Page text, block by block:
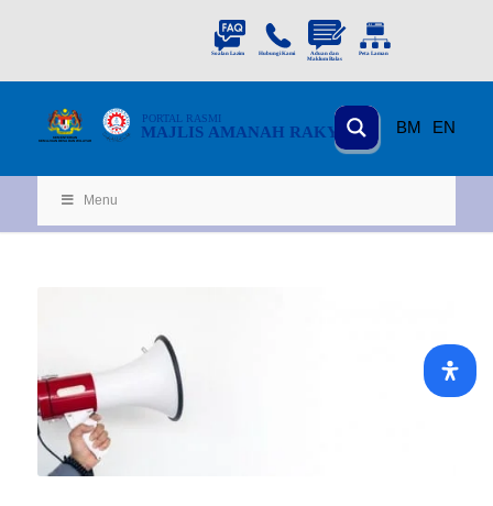
BM EN
MAJLIS AMANAH RAKYAT
PORTAL RASMI
KEMENTERIAN
KEMAJUAN DESA DAN WILA YAH
Menu